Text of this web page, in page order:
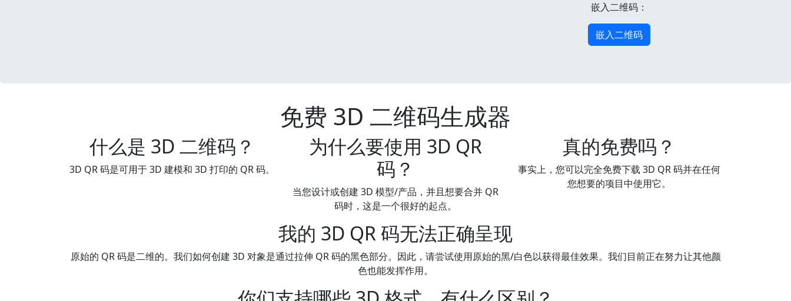
嵌入二维码：
嵌入二维码
免费 3D 二维码生成器
什么是 3D 二维码？
3D QR 码是可用于 3D 建模和 3D 打印的 QR 码。
为什么要使用 3D QR
码？
当您设计或创建 3D 模型/产品，并且想要合并 QR
码时，这是一个很好的起点。
真的免费吗？
事实上，您可以完全免费下载 3D QR 码并在任何
您想要的项目中使用它。
我的 3D QR 码无法正确呈现
原始的 QR 码是二维的。我们如何创建 3D 对象是通过拉伸 QR 码的黑色部分。因此，请尝试使用原始的黑/白色以获得最佳效果。我们目前正在努力让其他颜
色也能发挥作用。